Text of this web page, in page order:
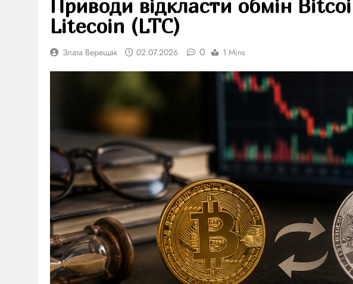
Приводи відкласти обмін
Litecoin (LTC)
Злата Верещак 02.07.2026 0 1 Mins